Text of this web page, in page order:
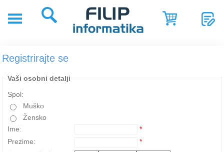
RJEŠENJA
SHOP
SERVIS
NOVOSTI
Registrirajte se
Vaši osobni detalji
Spol:
Muško
Žensko
Ime:
*
Prezime:
*